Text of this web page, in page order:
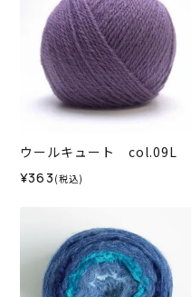
ウールキュート col.09L
¥363 (税込)